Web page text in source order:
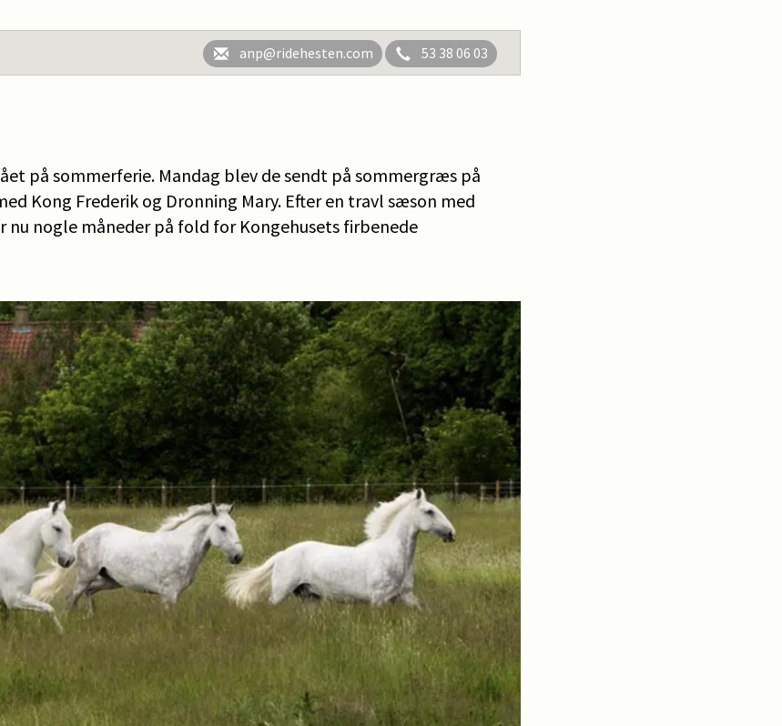
anp@ridehesten.com 53 38 06 03
på sommerferie. Mandag blev de sendt på sommergræs på
Kong Frederik og Dronning Mary. Efter en travl sæson med
nu nogle måneder på fold for Kongehusets firbenede